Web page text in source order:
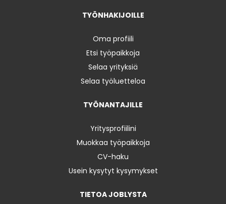
TYÖNHAKIJOILLE
Oma profiili
Etsi työpaikkoja
Selaa yrityksiä
Selaa työluetteloa
TYÖNANTAJILLE
Yritysprofiilini
Muokkaa työpaikkoja
CV-haku
Usein kysytyt kysymykset
TIETOA JOBLYSTA